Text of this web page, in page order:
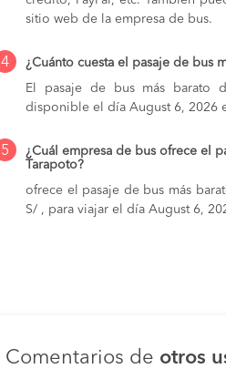
sitio web de la empresa de bus.
4
¿Cuánto cuesta el pasaje de bus
El pasaje de bus más barato
disponible el día August 6, 2026
5
¿Cuál empresa de bus ofrece el
Tarapoto?
ofrece el pasaje de bus más
S/ , para viajar el día August 6,
Comentarios de otros